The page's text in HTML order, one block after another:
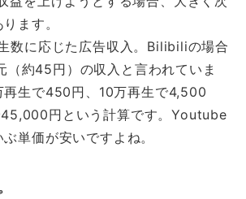
ます。
数に応じた広告収入。Bilibiliの場合
（約45円）の収入と言われていま
再生で450円、10万再生で4,500
円という計算です。Youtube
単価が安いですよね。